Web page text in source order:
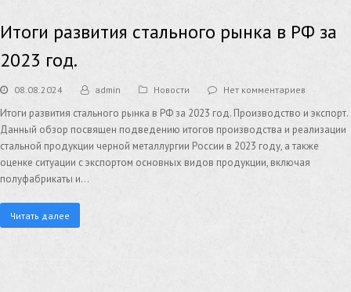
Итоги развития стального рынка в РФ за
2023 год.
08.08.2024 admin Новости Нет комментариев
Итоги развития стального рынка в РФ за 2023 год. Производство и экспорт.
Данный обзор посвящен подведению итогов производства и реализации
стальной продукции черной металлургии России в 2023 году, а также
оценке ситуации с экспортом основных видов продукции, включая
полуфабрикаты и…
Читать далее